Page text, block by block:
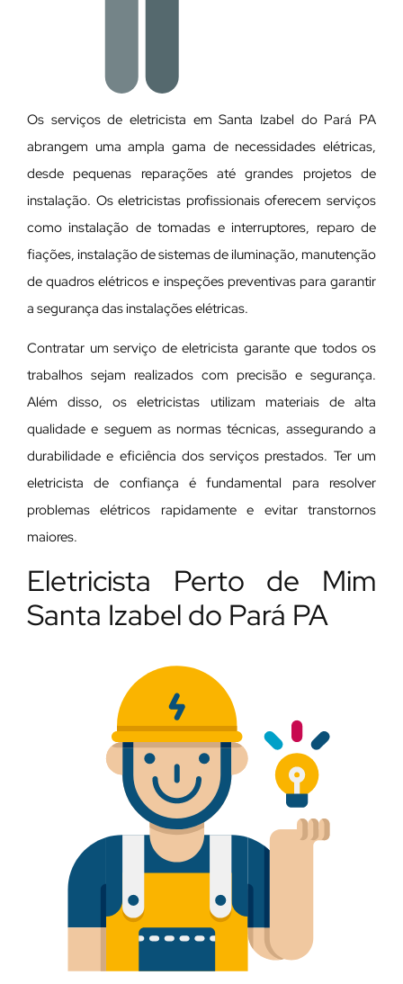
Os serviços de eletricista em Santa Izabel do Pará PA
abrangem uma ampla gama de necessidades elétricas,
desde pequenas reparações até grandes projetos de
instalação. Os eletricistas profissionais oferecem serviços
como instalação de tomadas e interruptores, reparo de
fiações, instalação de sistemas de iluminação, manutenção
de quadros elétricos e inspeções preventivas para garantir
a segurança das instalações elétricas.
Contratar um serviço de eletricista garante que todos os
trabalhos sejam realizados com precisão e segurança.
Além disso, os eletricistas utilizam materiais de alta
qualidade e seguem as normas técnicas, assegurando a
durabilidade e eficiência dos serviços prestados. Ter um
eletricista de confiança é fundamental para resolver
problemas elétricos rapidamente e evitar transtornos
maiores.
Eletricista Perto de Mim
Santa Izabel do Pará PA